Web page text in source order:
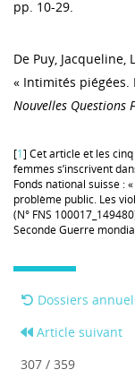
pp. 10-29.
De Puy,
« Intimités piégées.
Nouvelles Questions
[1] Cet article et les
femmes s’inscrivent
Fonds national suisse :
problème public. Les
(N° FNS
Seconde Guerre
Dossiers
Article suivant
307 / 359